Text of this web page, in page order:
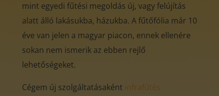
mint egyedi fűtési megoldás új, vagy felújítás
alatt álló lakásukba, házukba. A fűtőfólia már 10
éve van jelen a magyar piacon, ennek ellenére
sokan nem ismerik az ebben rejlő
lehetőségeket.
Cégem új szolgáltatásaként infrafűtés